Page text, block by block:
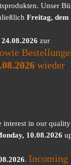
Unser
Freitag, dem
zur
wieder
interest in our quality
10.08.2026
. Incoming